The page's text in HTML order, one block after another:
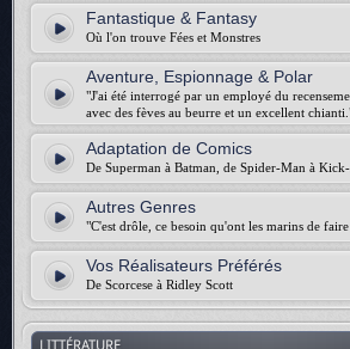
Fantastique & Fantasy
Où l'on trouve Fées et Monstres
Aventure, Espionnage & Polar
"J'ai été interrogé par un employé du
avec des fèves au beurre et un excellent
Adaptation de Comics
De Superman à Batman, de Spider-Man à Kick-
Autres Genres
"C'est drôle, ce besoin qu'ont les marins de faire
Vos Réalisateurs Préférés
De Scorcese à Ridley Scott
LITTÉRATURE